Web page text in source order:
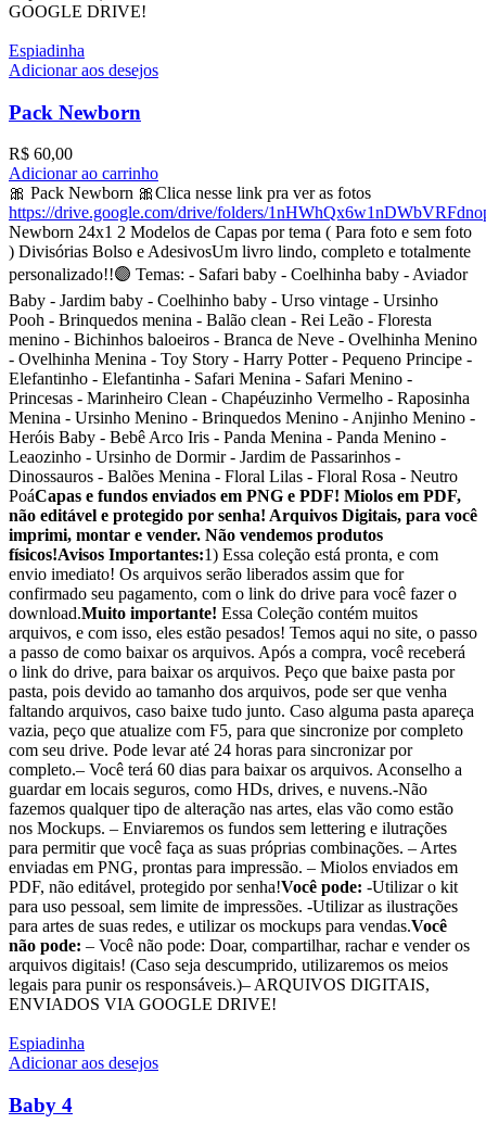
GOOGLE DRIVE!
Espiadinha
Adicionar aos desejos
Pack Newborn
R$ 60,00
Adicionar ao carrinho
🎀 Pack Newborn 🎀Clica nesse link pra ver as fotos
https://drive.google.com/drive/folders/
Newborn 24x1 2 Modelos de Capas por tema ( Para foto e sem foto
) Divisórias Bolso e AdesivosUm livro lindo, completo e totalmente
personalizado!!🟣 Temas: - Safari baby - Coelhinha baby - Aviador
Baby - Jardim baby - Coelhinho baby - Urso vintage - Ursinho
Pooh - Brinquedos menina - Balão clean - Rei Leão - Floresta
menino - Bichinhos baloeiros - Branca de Neve - Ovelhinha Menino
- Ovelhinha Menina - Toy Story - Harry Potter - Pequeno Principe -
Elefantinho - Elefantinha - Safari Menina - Safari Menino -
Princesas - Marinheiro Clean - Chapéuzinho Vermelho - Raposinha
Menina - Ursinho Menino - Brinquedos Menino - Anjinho Menino -
Heróis Baby - Bebê Arco Iris - Panda Menina - Panda Menino -
Leaozinho - Ursinho de Dormir - Jardim de Passarinhos -
Dinossauros - Balões Menina - Floral Lilas - Floral Rosa - Neutro
PoáCapas e fundos enviados em PNG e PDF! Miolos em PDF,
não editável e protegido por senha! Arquivos Digitais, para você
imprimi, montar e vender. Não vendemos produtos
físicos!Avisos Importantes:1) Essa coleção está pronta, e com
envio imediato! Os arquivos serão liberados assim que for
confirmado seu pagamento, com o link do drive para você fazer o
download.Muito importante! Essa Coleção contém muitos
arquivos, e com isso, eles estão pesados! Temos aqui no site, o passo
a passo de como baixar os arquivos. Após a compra, você receberá
o link do drive, para baixar os arquivos. Peço que baixe pasta por
pasta, pois devido ao tamanho dos arquivos, pode ser que venha
faltando arquivos, caso baixe tudo junto. Caso alguma pasta apareça
vazia, peço que atualize com F5, para que sincronize por completo
com seu drive. Pode levar até 24 horas para sincronizar por
completo.– Você terá 60 dias para baixar os arquivos. Aconselho a
guardar em locais seguros, como HDs, drives, e nuvens.-Não
fazemos qualquer tipo de alteração nas artes, elas vão como estão
nos Mockups. – Enviaremos os fundos sem lettering e ilutrações
para permitir que você faça as suas próprias combinações. – Artes
enviadas em PNG, prontas para impressão. – Miolos enviados em
PDF, não editável, protegido por senha!Você pode: -Utilizar o kit
para uso pessoal, sem limite de impressões. -Utilizar as ilustrações
para artes de suas redes, e utilizar os mockups para vendas.Você
não pode: – Você não pode: Doar, compartilhar, rachar e vender os
arquivos digitais! (Caso seja descumprido, utilizaremos os meios
legais para punir os responsáveis.)– ARQUIVOS DIGITAIS,
ENVIADOS VIA GOOGLE DRIVE!
Espiadinha
Adicionar aos desejos
Baby 4